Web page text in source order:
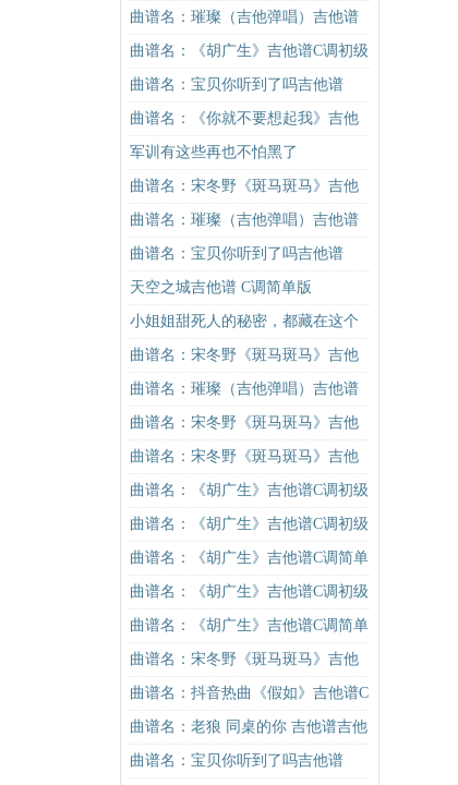
谱C调简单版（酷音小伟吉他教学）
吉他谱
曲谱名：璀璨（吉他弹唱）吉他谱
曲谱名：《胡广生》吉他谱C调初级
进阶版（酷音小伟吉他弹唱教学）
吉他谱
曲谱名：宝贝你听到了吗吉他谱
曲谱名：《你就不要想起我》吉他
谱C调简单版吉他谱
军训有这些再也不怕黑了
曲谱名：宋冬野《斑马斑马》吉他
谱G调初级进阶版（酷音小伟吉他教
学）吉他谱
曲谱名：璀璨（吉他弹唱）吉他谱
曲谱名：宝贝你听到了吗吉他谱
天空之城吉他谱 C调简单版
小姐姐甜死人的秘密，都藏在这个
莓果妆里
曲谱名：宋冬野《斑马斑马》吉他
谱G调初级进阶版（酷音小伟吉他教
学）吉他谱
曲谱名：璀璨（吉他弹唱）吉他谱
曲谱名：宋冬野《斑马斑马》吉他
谱G调初级进阶版（酷音小伟吉他教
学）吉他谱
曲谱名：宋冬野《斑马斑马》吉他
谱C调简单版（酷音小伟吉他教学）
吉他谱
曲谱名：《胡广生》吉他谱C调初级
进阶版（酷音小伟吉他弹唱教学）
吉他谱
曲谱名：《胡广生》吉他谱C调初级
进阶版（酷音小伟吉他弹唱教学）
吉他谱
曲谱名：《胡广生》吉他谱C调简单
版（酷音小伟吉他弹唱教学）吉他
谱
曲谱名：《胡广生》吉他谱C调初级
进阶版（酷音小伟吉他弹唱教学）
吉他谱
曲谱名：《胡广生》吉他谱C调简单
版（酷音小伟吉他弹唱教学）吉他
谱
曲谱名：宋冬野《斑马斑马》吉他
谱G调初级进阶版（酷音小伟吉他教
学）吉他谱
曲谱名：抖音热曲《假如》吉他谱C
调入门版 信乐团 高音教编配吉他谱
曲谱名：老狼 同桌的你 吉他谱吉他
谱
曲谱名：宝贝你听到了吗吉他谱